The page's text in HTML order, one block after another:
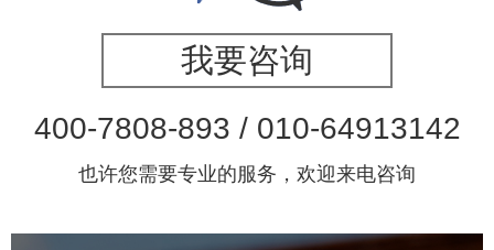
我要咨询
400-7808-893 / 010-64913142
也许您需要专业的服务，欢迎来电咨询